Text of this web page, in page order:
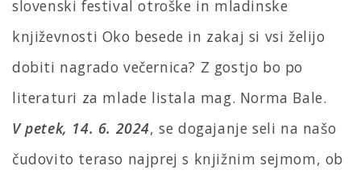
slovenski festival otroške in mladinske
književnosti Oko besede in zakaj si vsi želijo
dobiti nagrado večernica? Z gostjo bo po
literaturi za mlade listala mag. Norma Bale.
V petek, 14. 6. 2024, se dogajanje seli na našo
čudovito teraso najprej s knjižnim sejmom, ob